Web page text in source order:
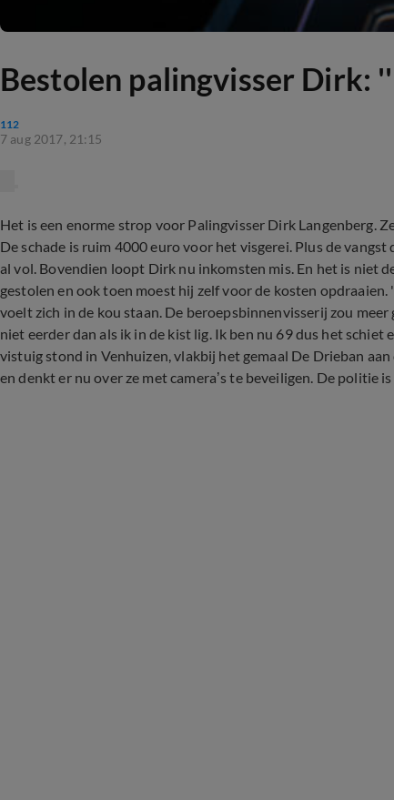
Bestolen palingvisser Dirk:
112
7 aug 2017, 21:15
Het is een enorme strop voor Palingvisser Dirk Langenberg.
De schade is ruim 4000 euro voor het visgerei. Plus de
al vol. Bovendien loopt Dirk nu inkomsten mis. En het is niet
gestolen en ook toen moest hij zelf voor de kosten
voelt zich in de kou staan. De beroepsbinnenvisserij zou
niet eerder dan als ik in de kist lig. Ik ben nu 69 dus het
vistuig stond in Venhuizen, vlakbij het gemaal De Drieban
en denkt er nu over ze met camera’s te beveiligen. De politie